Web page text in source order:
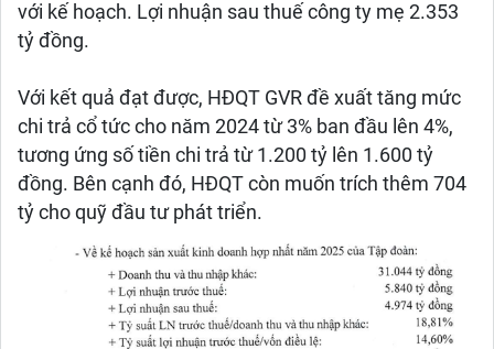
với kế hoạch. Lợi nhuận sau thuế công ty mẹ 2.353
tỷ đồng.
Với kết quả đạt được, HĐQT GVR đề xuất tăng mức
chi trả cổ tức cho năm 2024 từ 3% ban đầu lên 4%,
tương ứng số tiền chi trả từ 1.200 tỷ lên 1.600 tỷ
đồng. Bên cạnh đó, HĐQT còn muốn trích thêm 704
tỷ cho quỹ đầu tư phát triển.